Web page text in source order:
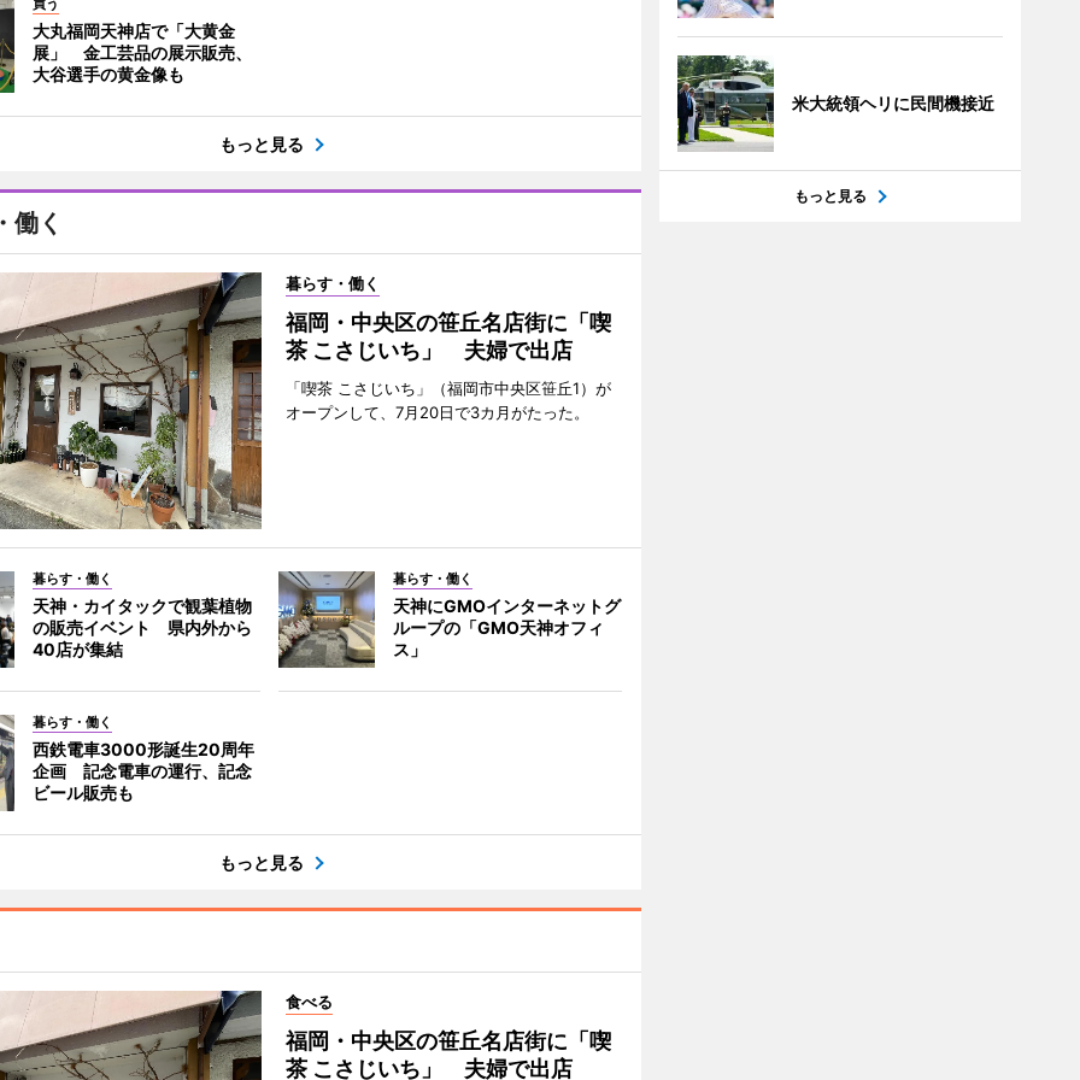
買う
大丸福岡天神店で「大黄金
展」 金工芸品の展示販売、
大谷選手の黄金像も
もっと見る
働く
暮らす・働く
福岡・中央区の笹丘名店街に「喫
茶 こさじいち」 夫婦で出店
「喫茶 こさじいち」（福岡市中央区笹丘1）が
オープンして、7月20日で3カ月がたった。
暮らす・働く
天神・カイタックで観葉植物
の販売イベント 県内外から
40店が集結
暮らす・働く
天神にGMOインターネットグ
ループの「GMO天神オフィ
ス」
暮らす・働く
西鉄電車3000形誕生20周年
企画 記念電車の運行、記念
ビール販売も
もっと見る
食べる
福岡・中央区の笹丘名店街に「喫
茶 こさじいち」 夫婦で出店
米大統領ヘリに民間機接近
もっと見る